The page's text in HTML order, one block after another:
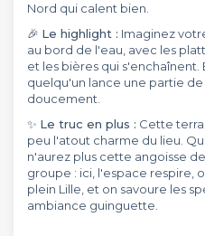
Nord qui calent bien.
🎉 Le highlight : Imaginez
au bord de l'eau, avec les
et les bières qui s'enchaînent.
quelqu'un lance une partie
doucement.
✨ Le truc en plus : Cette
peu l'atout charme du lieu.
n'aurez plus cette angoisse
groupe : ici, l'espace respire,
plein Lille, et on savoure les
ambiance guinguette.